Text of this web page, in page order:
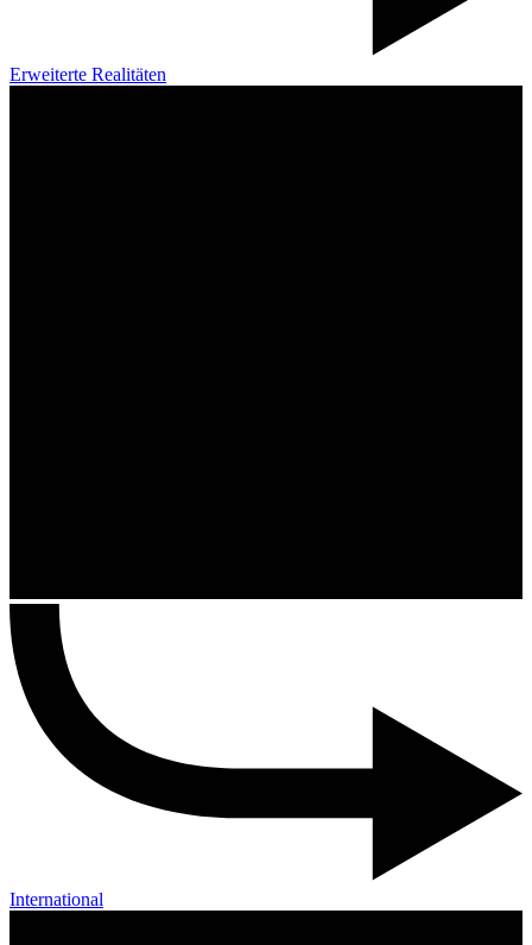
Erweiterte Realitäten
International